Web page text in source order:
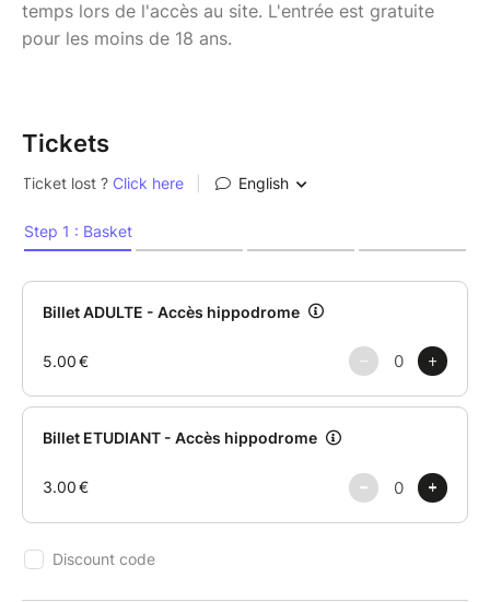
temps lors de l'accès au site. L'entrée est gratuite
pour les moins de 18 ans.
Tickets